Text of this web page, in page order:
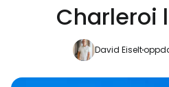
Charleroi
David Eiselt
Fortsett